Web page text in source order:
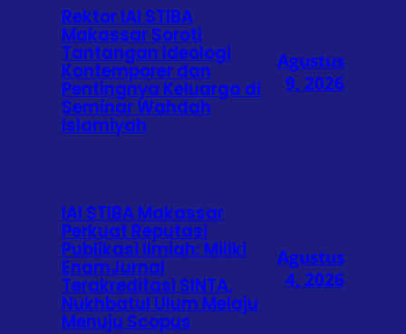
Rektor IAI STIBA
Makassar Soroti
Tantangan Ideologi
Kontemporer dan
Pentingnya Keluarga di
Seminar Wahdah
Islamiyah
Agustus
9, 2026
IAI STIBA Makassar
Perkuat Reputasi
Publikasi Ilmiah: Miliki
EnamJurnal
Terakreditasi SINTA,
Nukhbatul Ulum Melaju
Menuju Scopus
Agustus
4, 2026